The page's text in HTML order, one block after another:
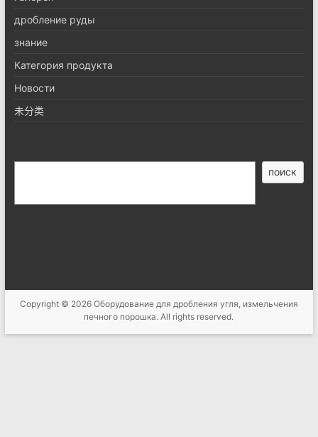
дробление руды
знание
Категория продукта
Новости
未分类
поиск
Copyright © 2026 Оборудование для дробления угля, измельчения
печного порошка. All rights reserved.